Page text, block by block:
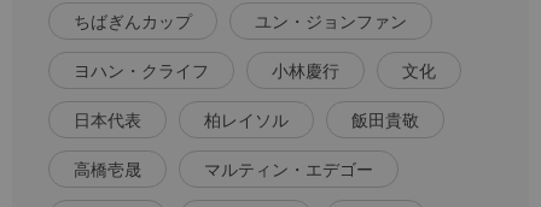
ちばぎんカップ ユン・ジョンファン
ヨハン・クライフ 小林慶行 文化
日本代表 柏レイソル 飯田貴敬
高橋壱晟 マルティン・エデゴー